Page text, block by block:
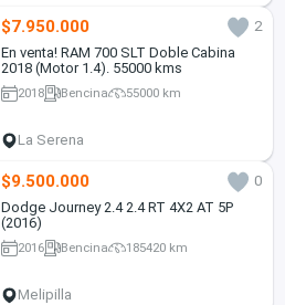
$7.950.000
2
En venta! RAM 700 SLT Doble Cabina
2018 (Motor 1.4). 55000 kms
2018 Bencina 55000 km
La Serena
$9.500.000
0
Dodge Journey 2.4 2.4 RT 4X2 AT 5P
(2016)
2016 Bencina 185420 km
Melipilla